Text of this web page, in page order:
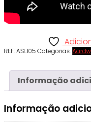
REF:ASL105 Categorias:
Informação
Informação